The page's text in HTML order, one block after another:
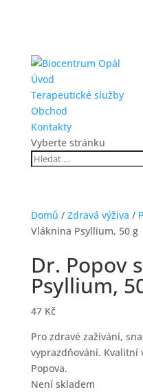
Úvod
Terapeutické služby
Obchod
Kontakty
Vyberte stránku
Domů / Zdravá výživa /
Vláknina Psyllium, 50 g
Dr. Popov
Psyllium,
47 Kč
Pro zdravé zažívání,
vyprazdňování. Kvalitní
Popova.
Není skladem